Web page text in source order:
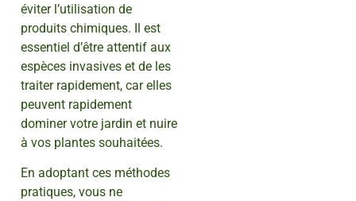
éviter l’utilisation de
produits chimiques. Il est
essentiel d’être attentif aux
espèces invasives et de les
traiter rapidement, car elles
peuvent rapidement
dominer votre jardin et nuire
à vos plantes souhaitées.
En adoptant ces méthodes
pratiques, vous ne